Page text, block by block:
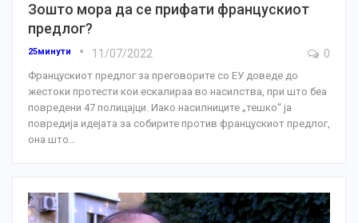
Зошто мора да се прифати францускиот
предлог?
25минути 11/07/2022 0
Францускиот предлог за преговорите со ЕУ доведе до
жестоки протести кои ескалираа во насилства, при што беа
повредени 47 полицајци. Иако насилниците „тешко“ ја
повредија идејата за собирите против францускиот предлог,
она што…